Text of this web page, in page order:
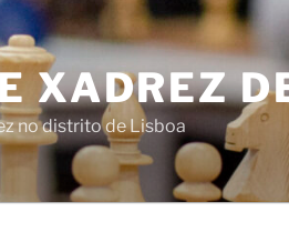
XADREZ
no distrito de Lisboa